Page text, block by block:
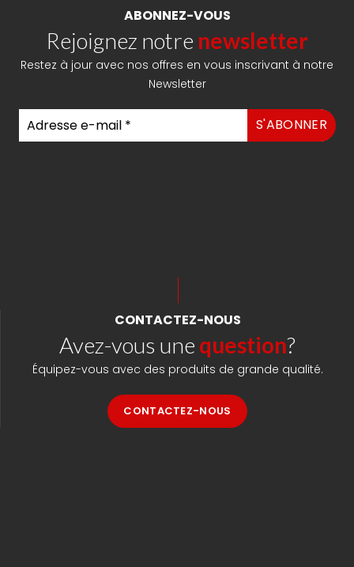
ABONNEZ-VOUS
Rejoignez notre newsletter
Restez à jour avec nos offres en vous inscrivant à notre
Newsletter
CONTACTEZ-NOUS
Avez-vous une question?
Équipez-vous avec des produits de grande qualité.
CONTACTEZ-NOUS